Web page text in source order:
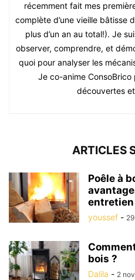
récemment fait mes
complète d’une vieille bâtisse
plus d’un an au total!). Je
observer, comprendre, et
quoi pour analyser les
Je co-anime
découvertes
ARTICLES
Poêle à
entretien
youssef -
bois ?
Dalila - 2